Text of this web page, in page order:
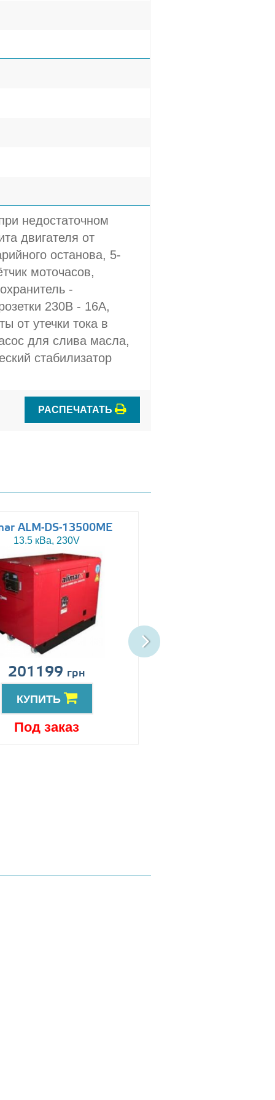
недостаточном
двигателя от
останова, 5-
моточасов,
-
230В - 16A,
от утечки тока в
для слива масла,
стабилизатор
РАСПЕЧАТАТЬ
ALM-DS-13500ME
13.5 кВа, 230V
201199 грн
КУПИТЬ
Под заказ